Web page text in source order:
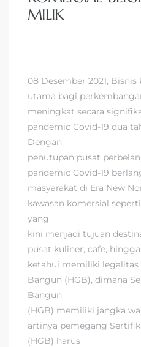
MILIK
08 Desember 2021,
utama bagi
meningkat secara
pandemic Covid-19 dua
Dengan
penutupan pusat
pandemic Covid-19
masyarakat di Era New
kawasan komersial
yang
kini menjadi tujuan
pusat kuliner, cafe,
ketahui memiliki legalitas
Bangun (HGB), dimana
Bangun
(HGB) memiliki jangka
artinya pemegang
(HGB) harus